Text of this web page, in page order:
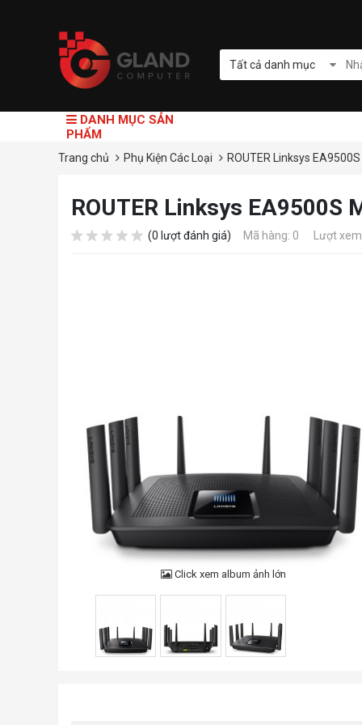
Tất cả danh mục
DANH MỤC SẢN
PHẨM
Trang chủ Phụ Kiện Các Loại ROUTER Linksys
ROUTER Linksys
(0 lượt đánh giá) Mã hàng: 0 Lượt
Click xem album ảnh lớn